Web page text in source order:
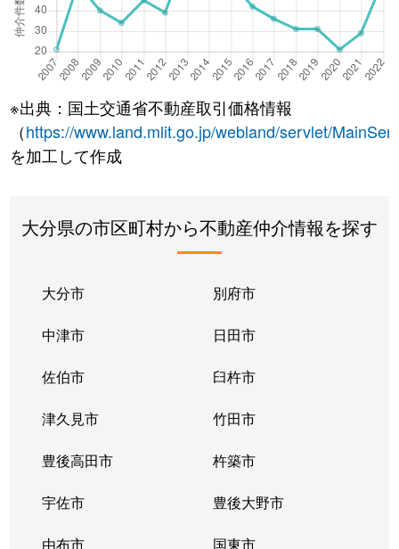
※出典：国土交通省不動産取引価格情報
（https://www.land.mlit.go.jp/webland/servlet/
を加工して作成
大分県の市区町村から不動産仲介情報を探す
大分市 別府市
中津市 日田市
佐伯市 臼杵市
津久見市 竹田市
豊後高田市 杵築市
宇佐市 豊後大野市
由布市 国東市